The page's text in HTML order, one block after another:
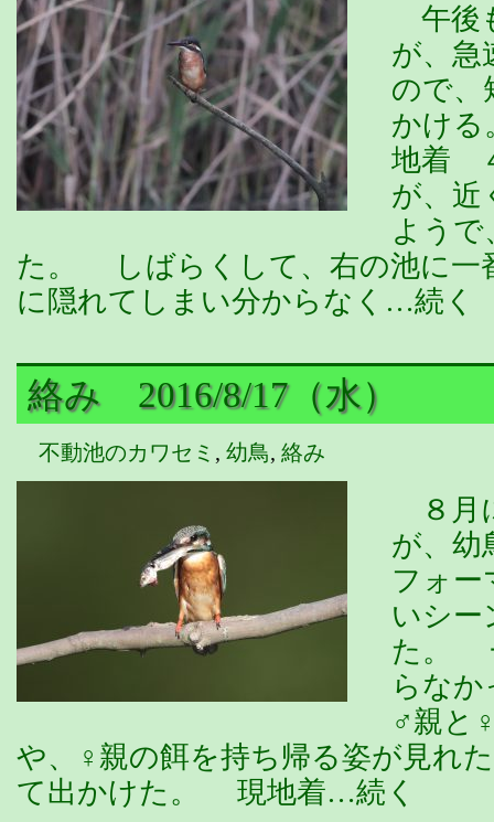
午後
が、急
ので、
かけ
地着
が、近
ようで
た。 しばらくして、右の池に一
に隠れてしまい分からなく…続く
絡み 2016/8/17（水）
不動池のカワセミ , 幼鳥, 絡み
８月
が、幼
フォー
いシー
た。
らな
♂親と
や、♀親の餌を持ち帰る姿が見れ
て出かけた。 現地着…続く